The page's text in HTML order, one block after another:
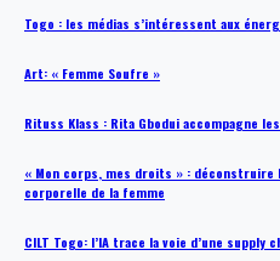
Togo : les médias s’intéressent aux
Art: « Femme Soufre »
Rituss Klass : Rita Gbodui accompagne
« Mon corps, mes droits » : déconstruire
corporelle de la femme
CILT Togo: l’IA trace la voie d’une